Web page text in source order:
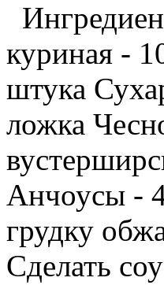
куриная -
штука
ложка
Анчоусы -
грудку
Сделать